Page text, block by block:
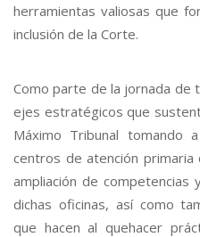
herramientas valiosas que
inclusión de la Corte.
Como parte de la jornada de
ejes estratégicos que
Máximo Tribunal tomando
centros de atención primaria
ampliación de competencias
dichas oficinas, así como
que hacen al quehacer